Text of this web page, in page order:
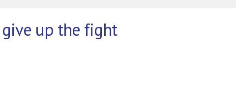
up the fight